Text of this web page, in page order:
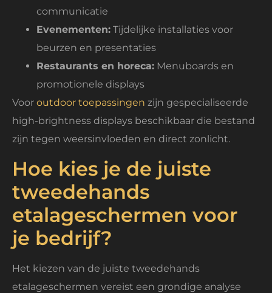
communicatie
Evenementen: Tijdelijke installaties voor
beurzen en presentaties
Restaurants en horeca: Menuboards en
promotionele displays
Voor outdoor toepassingen zijn gespecialiseerde
high-brightness displays beschikbaar die bestand
zijn tegen weersinvloeden en direct zonlicht.
Hoe kies je de juiste
tweedehands
etalageschermen voor
je bedrijf?
Het kiezen van de juiste tweedehands
etalageschermen vereist een grondige analyse